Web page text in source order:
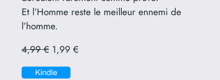
Et l’Homme reste le meilleur ennemi de
l’homme.
4,99 €1,99 €